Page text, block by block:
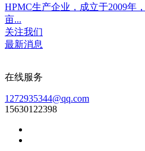
HPMC生产企业，成立于2009年
亩...
关注我们
最新消息
在线服务
1272935344@qq.com
15630122398